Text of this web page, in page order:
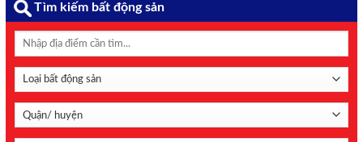
Tìm kiếm bất động sản